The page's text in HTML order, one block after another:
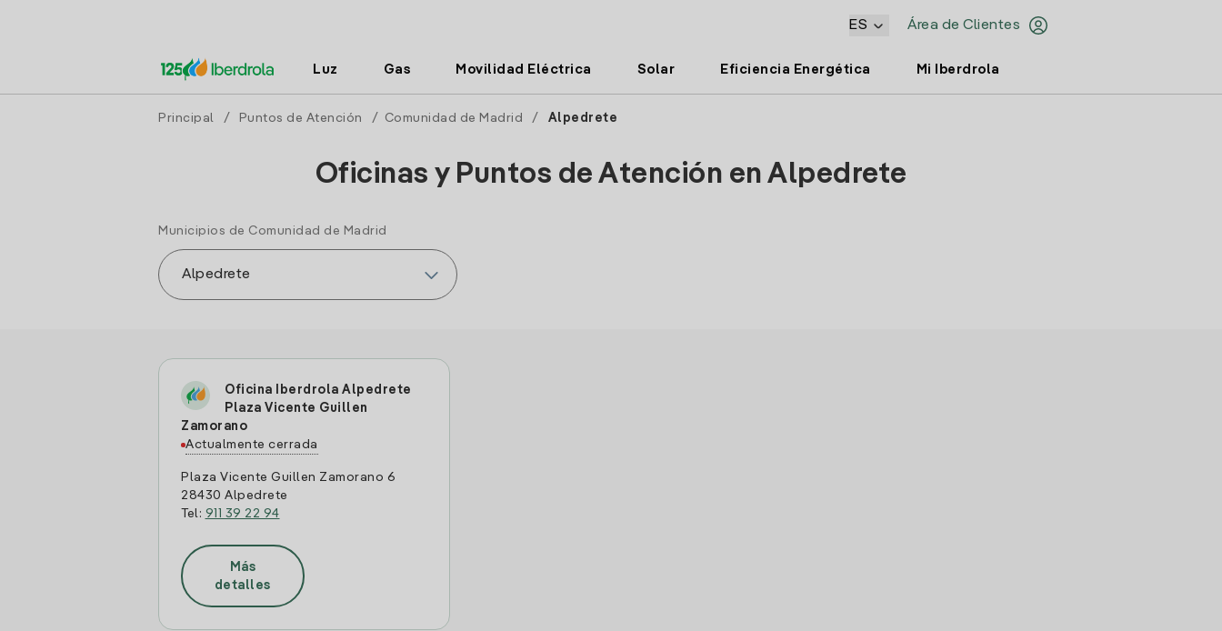
Área de Clientes
ES
Luz Gas Movilidad Eléctrica Solar Eficiencia Energética Mi Iberdrola
Principal / Puntos de Atención / Comunidad de Madrid / Alpedrete
Oficinas y Puntos de Atención en Alpedrete
Municipios de Comunidad de Madrid
Oficina Iberdrola Alpedrete
Plaza Vicente Guillen
Zamorano
Actualmente cerrada
Plaza Vicente Guillen Zamorano 6
28430 Alpedrete
Tel: 911 39 22 94
Más
detalles